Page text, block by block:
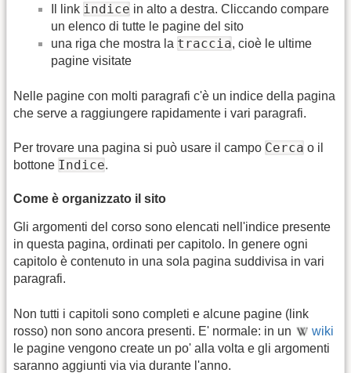
Il link indice in alto a destra. Cliccando compare
un elenco di tutte le pagine del sito
una riga che mostra la traccia, cioè le ultime
pagine visitate
Nelle pagine con molti paragrafi c'è un indice della pagina
che serve a raggiungere rapidamente i vari paragrafi.
Per trovare una pagina si può usare il campo Cerca o il
bottone Indice.
Come è organizzato il sito
Gli argomenti del corso sono elencati nell'indice presente
in questa pagina, ordinati per capitolo. In genere ogni
capitolo è contenuto in una sola pagina suddivisa in vari
paragrafi.
Non tutti i capitoli sono completi e alcune pagine (link
rosso) non sono ancora presenti. E' normale: in un
wiki
le pagine vengono create un po' alla volta e gli argomenti
saranno aggiunti via via durante l'anno.